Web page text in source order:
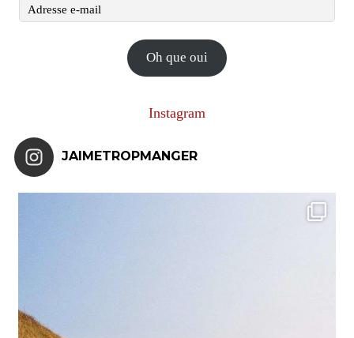
Adresse
Oh que oui
Instagram
JAIMETROPMANGER